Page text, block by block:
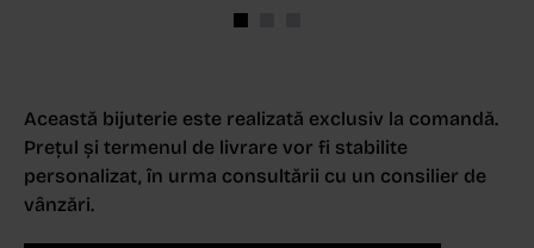
Această bijuterie este realizată exclusiv la comandă.
Prețul și termenul de livrare vor fi stabilite
personalizat, în urma consultării cu un consilier de
vânzări.